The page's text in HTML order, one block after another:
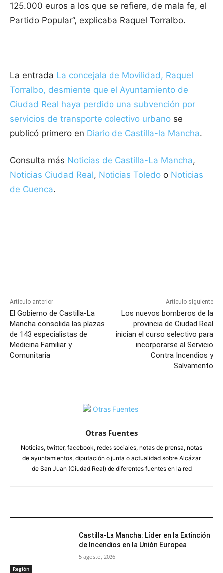
125.000 euros a los que se refiere, de mala fe, el
Partido Popular”, explicaba Raquel Torralbo.
La entrada La concejala de Movilidad, Raquel
Torralbo, desmiente que el Ayuntamiento de
Ciudad Real haya perdido una subvención por
servicios de transporte colectivo urbano se
publicó primero en Diario de Castilla-la Mancha.
Consulta más Noticias de Castilla-La Mancha,
Noticias Ciudad Real, Noticias Toledo o Noticias
de Cuenca.
Artículo anterior
El Gobierno de Castilla-La
Mancha consolida las plazas
de 143 especialistas de
Medicina Familiar y
Comunitaria
Artículo siguiente
Los nuevos bomberos de la
provincia de Ciudad Real
inician el curso selectivo para
incorporarse al Servicio
Contra Incendios y
Salvamento
Otras Fuentes
Noticias, twitter, facebook, redes sociales, notas de prensa, notas
de ayuntamientos, diputación o junta o actualidad sobre Alcázar
de San Juan (Ciudad Real) de diferentes fuentes en la red
Región
Castilla-La Mancha: Líder en la Extinción
de Incendios en la Unión Europea
5 agosto, 2026